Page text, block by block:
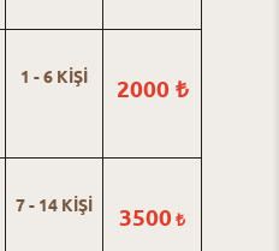
1 - 6 KİŞİ 2000 ₺
7 - 14 KİŞİ 3500₺